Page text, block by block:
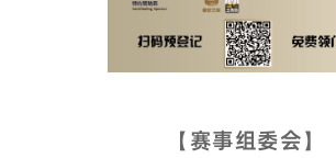
【赛事组委会】